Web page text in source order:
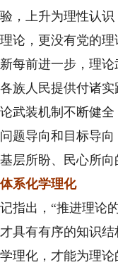
，上升为理性认
论，更没有党的理
前进一步，理论
族人民提供付诸
武装机制不断健
题导向和目标导
层所盼、民心所
系化学理化
出，“推进理论的
具有有序的知识
理化，才能为理